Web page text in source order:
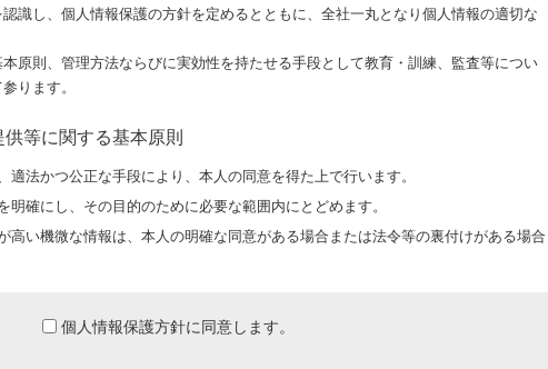
識し、個人情報保護の方針を定めるとともに、全社一丸となり個人情報の適切な
原則、管理方法ならびに実効性を持たせる手段として教育・訓練、監査等につい
ります。
等に関する基本原則
適法かつ公正な手段により、本人の同意を得た上で行います。
明確にし、その目的のために必要な範囲内にとどめます。
高い機微な情報は、本人の明確な同意がある場合または法令等の裏付けがある場合
時の責任分担、契約終了時の個人情報の返却および消去等について定め、それに従
個人情報保護方針に同意します。